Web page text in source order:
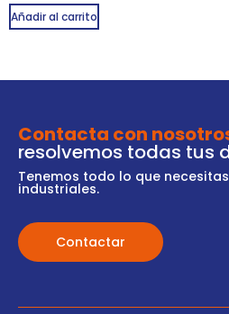
Añadir al carrito
Contacta con
resolvemos todas tus
Tenemos todo lo que
industriales.
Contactar